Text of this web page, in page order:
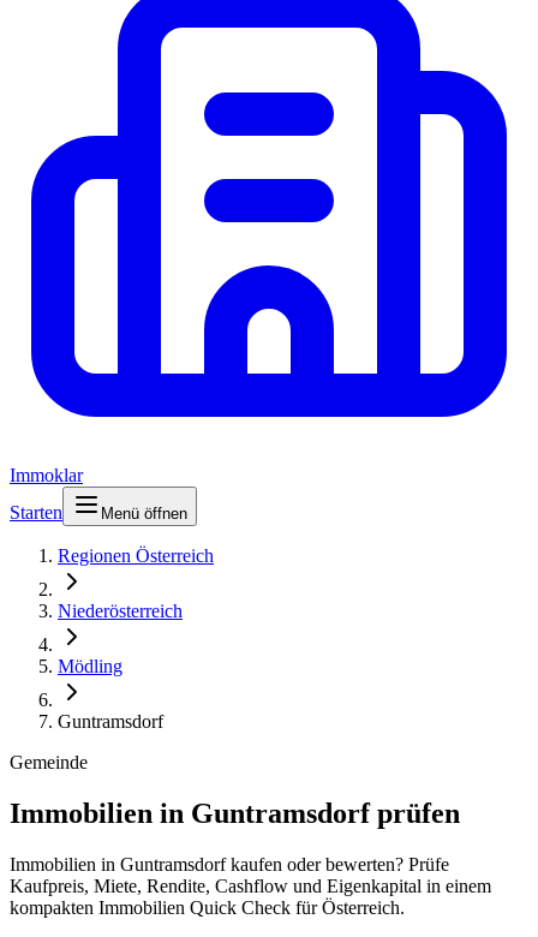
Immoklar
Starten
Menü öffnen
Regionen Österreich
Niederösterreich
Mödling
Guntramsdorf
Gemeinde
Immobilien in Guntramsdorf prüfen
Immobilien in Guntramsdorf kaufen oder bewerten? Prüfe
Kaufpreis, Miete, Rendite, Cashflow und Eigenkapital in einem
kompakten Immobilien Quick Check für Österreich.